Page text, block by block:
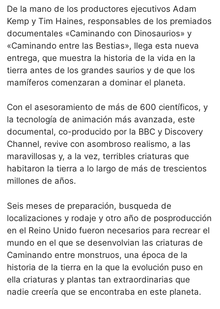
De la mano de los productores ejecutivos Adam
Kemp y Tim Haines, responsables de los premiados
documentales «Caminando con Dinosaurios» y
«Caminando entre las Bestias», llega esta nueva
entrega, que muestra la historia de la vida en la
tierra antes de los grandes saurios y de que los
mamíferos comenzaran a dominar el planeta.
Con el asesoramiento de más de 600 científicos, y
la tecnología de animación más avanzada, este
documental, co-producido por la BBC y Discovery
Channel, revive con asombroso realismo, a las
maravillosas y, a la vez, terribles criaturas que
habitaron la tierra a lo largo de más de trescientos
millones de años.
Seis meses de preparación, busqueda de
localizaciones y rodaje y otro año de posproducción
en el Reino Unido fueron necesarios para recrear el
mundo en el que se desenvolvian las criaturas de
Caminando entre monstruos, una época de la
historia de la tierra en la que la evolución puso en
ella criaturas y plantas tan extraordinarias que
nadie creería que se encontraba en este planeta.